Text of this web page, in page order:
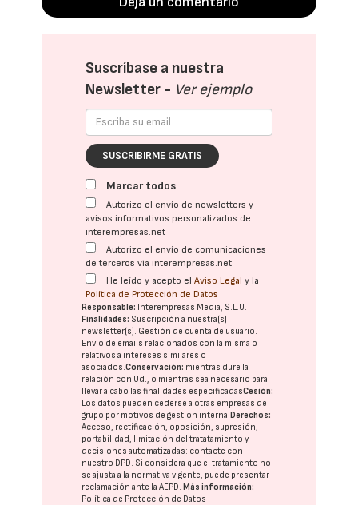
Suscríbase a nuestra
Newsletter - Ver ejemplo
SUSCRIBIRME GRATIS
Marcar todos
Autorizo el envío de newsletters y
avisos informativos personalizados de
interempresas.net
Autorizo el envío de comunicaciones
de terceros vía interempresas.net
He leído y acepto elAviso Legal y la
Política de Protección de Datos
Responsable: Interempresas Media, S.L.U.
Finalidades: Suscripción a nuestra(s)
newsletter(s). Gestión de cuenta de usuario.
Envío de emails relacionados con la misma o
relativos a intereses similares o
asociados.Conservación: mientras dure la
relación con Ud., o mientras sea necesario para
llevar a cabo las finalidades especificadasCesión:
Los datos pueden cederse a otras empresas del
grupo por motivos de gestión interna.Derechos:
Acceso, rectificación, oposición, supresión,
portabilidad, limitación del tratatamiento y
decisiones automatizadas: contacte con
nuestro DPD. Si considera que el tratamiento no
se ajusta a la normativa vigente, puede presentar
reclamación ante laAEPD.Más información:
Política de Protección de Datos